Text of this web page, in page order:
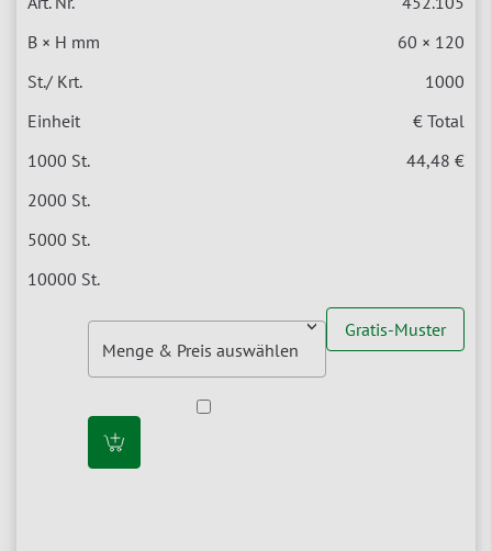
60 × 120
1000
€ Total
44,48 €
Gratis-Muster